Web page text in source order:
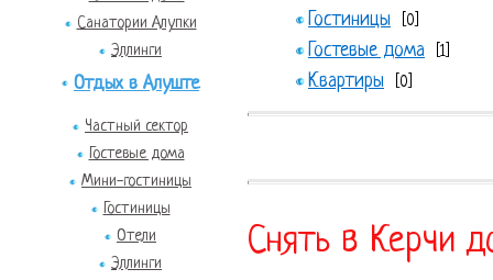
Санатории Алупки
Эллинги
Отдых в Алуште
Частный сектор
Гостевые дома
Мини-гостиницы
Гостиницы
Отели
Эллинги
Гостиницы [0]
Гостевые дома [1]
Квартиры [0]
Снять в Керчи